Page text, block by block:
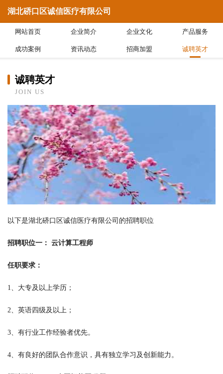
湖北硚口区诚信医疗有限公司
网站首页 企业简介 企业文化 产品服务
成功案例 资讯动态 招商加盟 诚聘英才
诚聘英才
JOIN US
以下是湖北硚口区诚信医疗有限公司的招聘职位
招聘职位一： 云计算工程师
任职要求：
1、大专及以上学历；
2、英语四级及以上；
3、有行业工作经验者优先。
4、有良好的团队合作意识，具有独立学习及创新能力。